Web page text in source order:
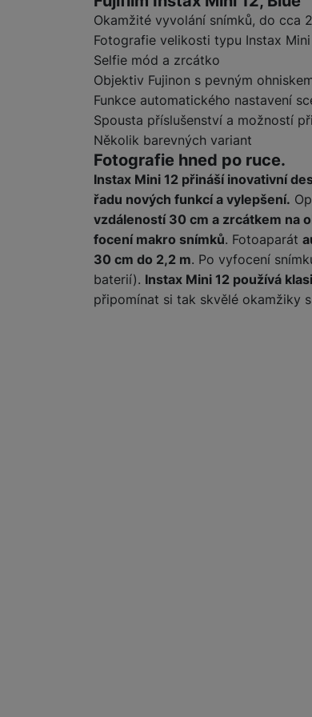
Marketingové
Okamžité vyvolání snímků, do cca
Fotografie velikosti typu Instax
Selfie mód a zrcátko
Objektiv Fujinon s pevným
Funkce automatického nastavení
Spousta příslušenství a možností
Několik barevných variant
Fotografie hned po ruce.
Instax Mini 12 přináší inovativní
řadu nových funkcí a vylepšení.
vzdáleností 30 cm a zrcátkem na
focení makro snímků. Fotoaparát
30 cm do 2,2 m. Po vyfocení
baterií). Instax Mini 12 používá
připomínat si tak skvělé okamžiky